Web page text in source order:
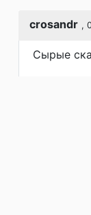
crosandr ,
Сырые